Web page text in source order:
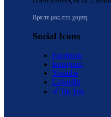
Βρείτε μας στο χάρτη
Social Icons
Facebook
Instagram
Youtube
LinkedIn
Tik Tok